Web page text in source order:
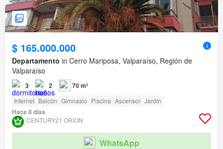
$ 165.000.000
Departamento in Cerro Mariposa, Valparaíso, Región de
Valparaíso
3 2 70 m²
Internet Balcón Gimnasio Piscina Ascensor Jardín
Hace 8 días
CENTURY21 ORION
WhatsApp